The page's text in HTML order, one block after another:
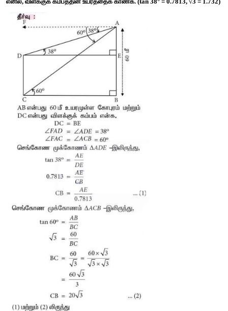
3. 60 மீ உயரமுள்ள கோபுரத்தின் உச்சியிலிருந்து செங்குத்தாக
உச்சி மற்றும் அடியின் இறக்கக்கோணங்கள் முறையே
எனில், விளக்குக் கம்பத்தின் உயரத்தைக் காண்க.